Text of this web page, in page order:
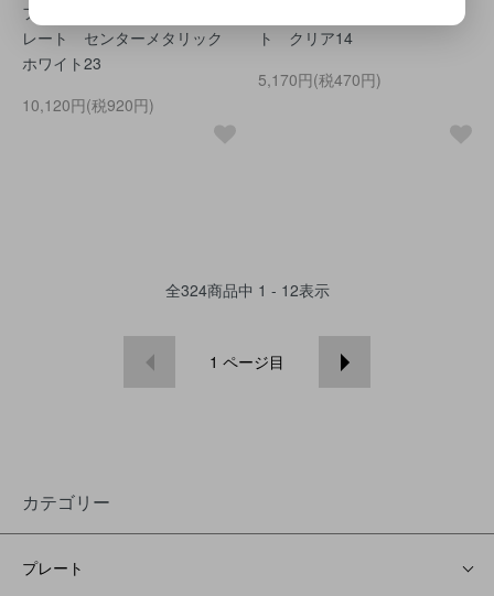
フリーフォームトロピカルプ
レート センターメタリック
ホワイト23
10,120円(税920円)
ト クリア14
5,170円(税470円)
全324商品中 1 - 12表示
1 ページ目
カテゴリー
プレート